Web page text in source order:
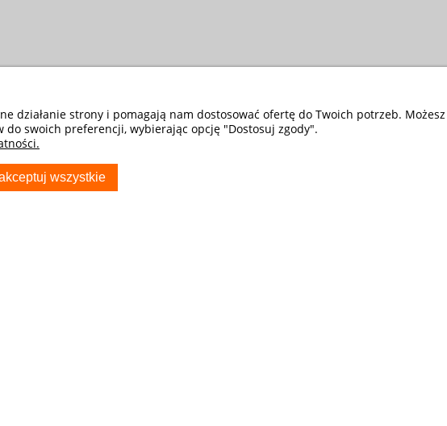
działanie strony i pomagają nam dostosować ofertę do Twoich potrzeb.
swoich preferencji, wybierając opcję "Dostosuj zgody".
wszystkie